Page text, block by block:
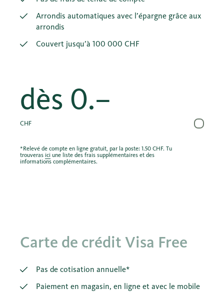
Arrondis automatiques avec l’épargne grâce aux
arrondis
Couvert jusqu’à 100 000 CHF
dès 0.–
CHF
*Relevé de compte en ligne gratuit, par la poste: 1.50 CHF. Tu
trouveras ici une liste des frais supplémentaires et des
informations complémentaires.
Carte de crédit Visa Free
Pas de cotisation annuelle*
Paiement en magasin, en ligne et avec le mobile